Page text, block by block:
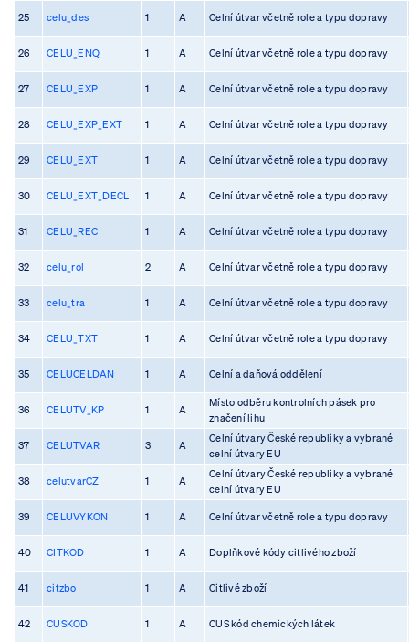
25 celu_des 1 A Celní útvar včetně role a typu dopravy
26 CELU_ENQ 1 A Celní útvar včetně role a typu dopravy
27 CELU_EXP 1 A Celní útvar včetně role a typu dopravy
28 CELU_EXP_EXT 1 A Celní útvar včetně role a typu dopravy
29 CELU_EXT 1 A Celní útvar včetně role a typu dopravy
30 CELU_EXT_DECL 1 A Celní útvar včetně role a typu dopravy
31 CELU_REC 1 A Celní útvar včetně role a typu dopravy
32 celu_rol 2 A Celní útvar včetně role a typu dopravy
33 celu_tra 1 A Celní útvar včetně role a typu dopravy
34 CELU_TXT 1 A Celní útvar včetně role a typu dopravy
35 CELUCELDAN 1 A Celní a daňová oddělení
36 CELUTV_KP 1 A
Místo odběru kontrolních pásek pro
značení lihu
37 CELUTVAR 3 A
Celní útvary České republiky a vybrané
celní útvary EU
38 celutvarCZ 1 A
Celní útvary České republiky a vybrané
celní útvary EU
39 CELUVYKON 1 A Celní útvar včetně role a typu dopravy
40 CITKOD 1 A Doplňkové kódy citlivého zboží
41 citzbo 1 A Citlivé zboží
42 CUSKOD 1 A CUS kód chemických látek